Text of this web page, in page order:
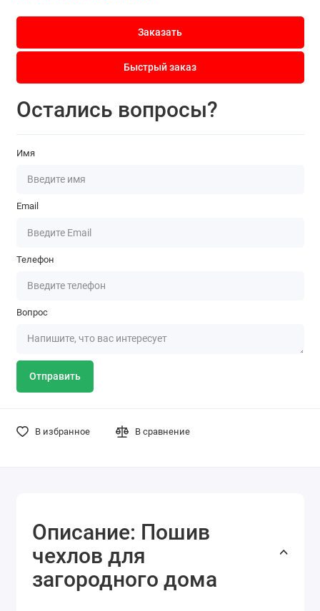
Заказать
Быстрый заказ
Остались вопросы?
Имя
Email
Телефон
Вопрос
Отправить
В избранное В сравнение
Описание: Пошив
чехлов для
загородного дома